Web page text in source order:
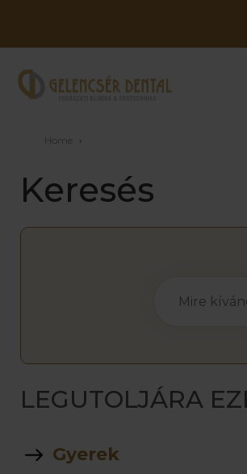
Home ›
Keresés
LEGUTOLJÁRA
Gyerek